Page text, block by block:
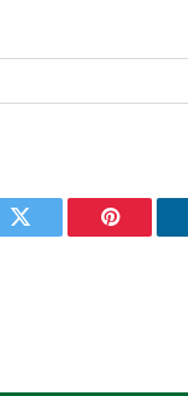
Twitter Pinterest